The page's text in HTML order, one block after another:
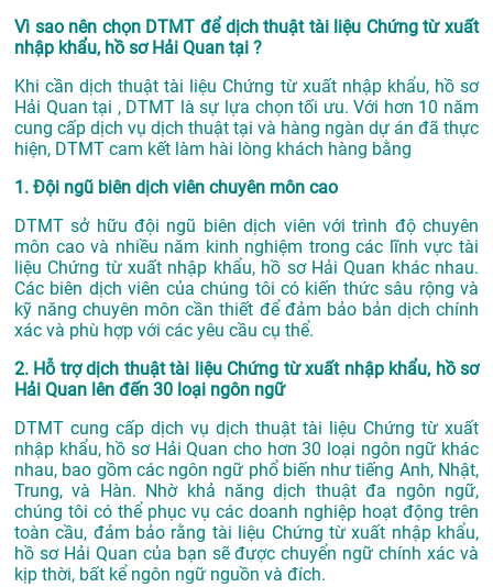
Vì sao nên chọn DTMT để dịch thuật tài liệu Chứng từ xuất
nhập khẩu, hồ sơ Hải Quan tại ?
Khi cần dịch thuật tài liệu Chứng từ xuất nhập khẩu, hồ sơ
Hải Quan tại , DTMT là sự lựa chọn tối ưu. Với hơn 10 năm
cung cấp dịch vụ dịch thuật tại và hàng ngàn dự án đã thực
hiện, DTMT cam kết làm hài lòng khách hàng bằng
1. Đội ngũ biên dịch viên chuyên môn cao
DTMT sở hữu đội ngũ biên dịch viên với trình độ chuyên
môn cao và nhiều năm kinh nghiệm trong các lĩnh vực tài
liệu Chứng từ xuất nhập khẩu, hồ sơ Hải Quan khác nhau.
Các biên dịch viên của chúng tôi có kiến thức sâu rộng và
kỹ năng chuyên môn cần thiết để đảm bảo bản dịch chính
xác và phù hợp với các yêu cầu cụ thể.
2. Hỗ trợ dịch thuật tài liệu Chứng từ xuất nhập khẩu, hồ sơ
Hải Quan lên đến 30 loại ngôn ngữ
DTMT cung cấp dịch vụ dịch thuật tài liệu Chứng từ xuất
nhập khẩu, hồ sơ Hải Quan cho hơn 30 loại ngôn ngữ khác
nhau, bao gồm các ngôn ngữ phổ biến như tiếng Anh, Nhật,
Trung, và Hàn. Nhờ khả năng dịch thuật đa ngôn ngữ,
chúng tôi có thể phục vụ các doanh nghiệp hoạt động trên
toàn cầu, đảm bảo rằng tài liệu Chứng từ xuất nhập khẩu,
hồ sơ Hải Quan của bạn sẽ được chuyển ngữ chính xác và
kịp thời, bất kể ngôn ngữ nguồn và đích.